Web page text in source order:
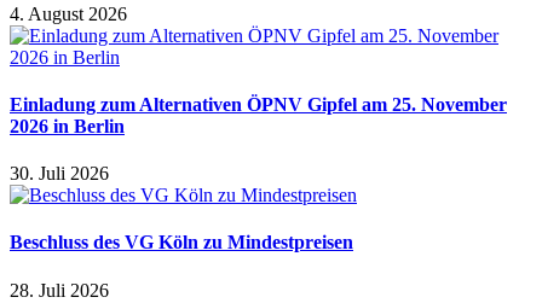
4. August 2026
Einladung zum Alternativen ÖPNV Gipfel am 25. November
2026 in Berlin
30. Juli 2026
Beschluss des VG Köln zu Mindestpreisen
28. Juli 2026